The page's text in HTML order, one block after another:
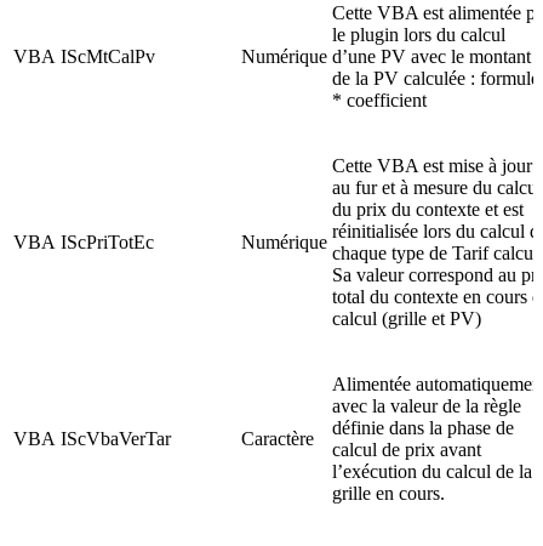
VBA IScMtCalPv Numérique
Cette VBA est alimentée
le plugin lors du calcul
d’une PV avec le montant
de la PV calculée : formule
* coefficient
VBA IScPriTotEc Numérique
Cette VBA est mise à jour
au fur et à mesure du calcul
du prix du contexte et est
réinitialisée lors du calcul
chaque type de Tarif
Sa valeur correspond au
total du contexte en cours
calcul (grille et PV)
VBA IScVbaVerTar Caractère
Alimentée
avec la valeur de la règle
définie dans la phase de
calcul de prix avant
l’exécution du calcul de la
grille en cours.